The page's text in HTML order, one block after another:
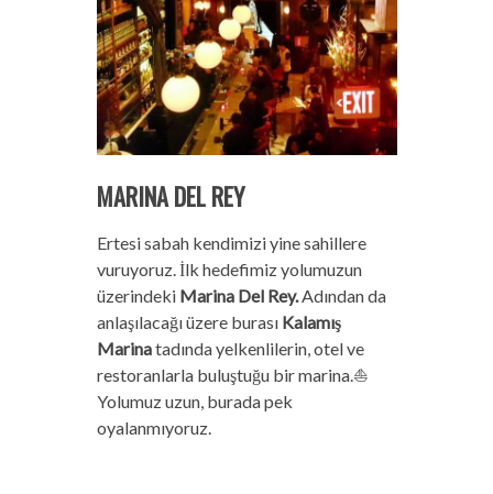
MARINA DEL REY
Ertesi sabah kendimizi yine sahillere
vuruyoruz. İlk hedefimiz yolumuzun
üzerindeki Marina Del Rey.Adından da
anlaşılacağı üzere burası Kalamış
Marinatadında yelkenlilerin, otel ve
restoranlarla buluştuğu bir marina.⛵
Yolumuz uzun, burada pek
oyalanmıyoruz.